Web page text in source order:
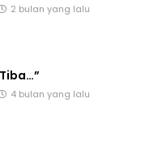
2 bulan yang lalu
4 bulan yang lalu